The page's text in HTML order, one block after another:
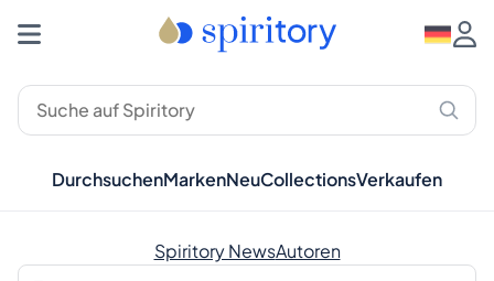
DurchsuchenMarkenNeuCollectionsVerkaufen
Spiritory NewsAutoren